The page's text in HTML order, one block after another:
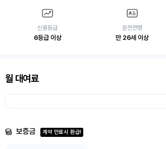
신용등급
6등급 이상
운전연령
만 26세 이상
월 대여료
보증금 계약 만료시 환급!